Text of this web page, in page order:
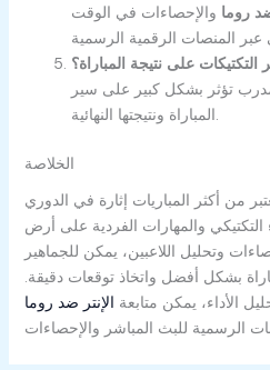
روما والإحصاءات في الوقت
التكتيكات على نتيجة المباراة؟
مدرب تؤثر بشكل كبير على سير
المباراة ونتيجتها النهائية.
الخلاصة
من أكثر المباريات إثارة في الدوري
التكتيكي والمهارات الفردية على أرض
وتحليل اللاعبين، يمكن للجماهير
بشكل أفضل واتخاذ توقعات دقيقة.
الأداء، يمكن متابعة الإنتر ضد روما